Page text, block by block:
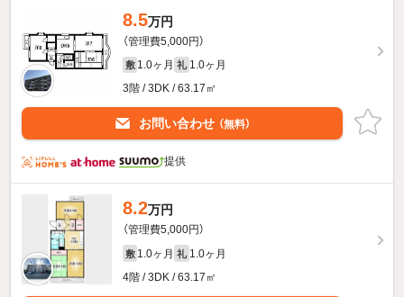
8.5万円
（管理費5,000円）
敷 1.0ヶ月 礼 1.0ヶ月
3階 / 3DK / 63.17㎡
お問い合わせ （無料）
提供
8.2万円
（管理費5,000円）
敷 1.0ヶ月 礼 1.0ヶ月
4階 / 3DK / 63.17㎡